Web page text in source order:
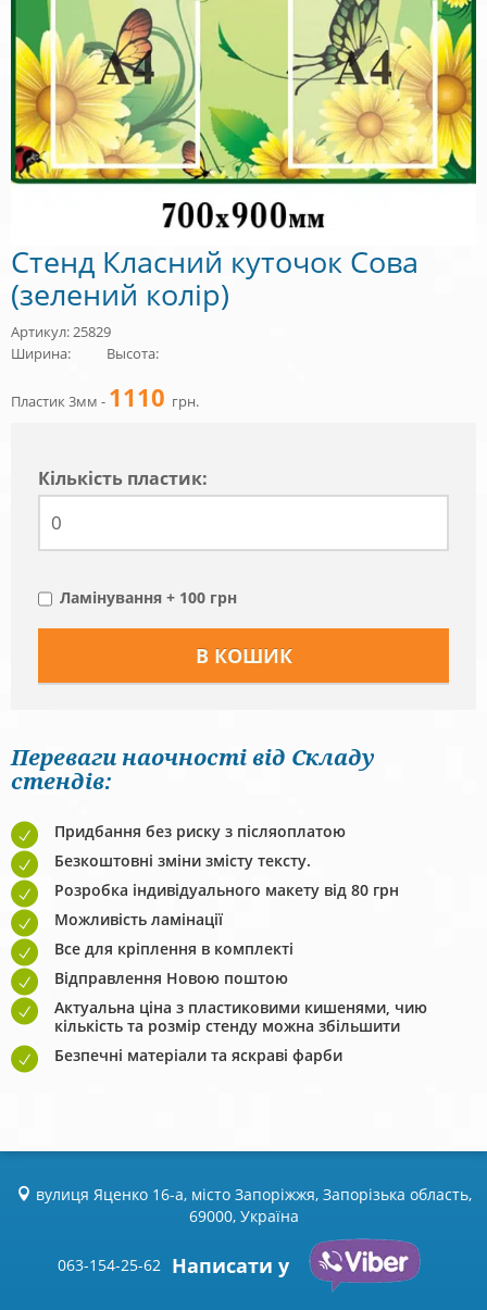
Стенд Класний куточок Сова
(зелений колір)
Артикул: 25829
Ширина:
Высота:
Пластик 3мм - 1110 грн.
Кiлькiсть пластик:
Ламінування + 100 грн
Переваги наочності від Складу
стендів:
Придбання без риску з післяоплатою
Безкоштовні зміни змісту тексту.
Розробка індивідуального макету від 80 грн
Можливість ламінації
Все для кріплення в комплекті
Відправлення Новою поштою
Актуальна ціна з пластиковими кишенями, чию
кількість та розмір стенду можна збільшити
Безпечні матеріали та яскраві фарби
вулиця Яценко 16-а, місто Запоріжжя, Запорізька область,
69000, Україна
063-154-25-62 Написати у